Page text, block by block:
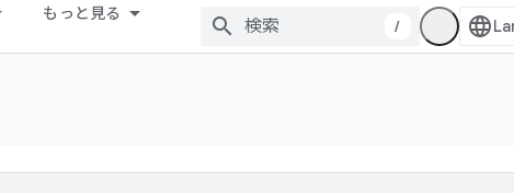
もっと見る
/